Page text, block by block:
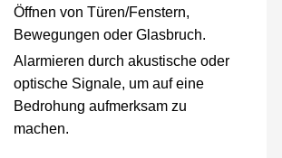
Öffnen von Türen/Fenstern,
Bewegungen oder Glasbruch.
Alarmieren durch akustische oder
optische Signale, um auf eine
Bedrohung aufmerksam zu
machen.